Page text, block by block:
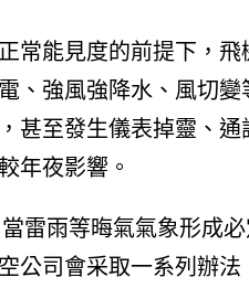
常能見度的前提下，
、強風強降水、風切
甚至發生儀表掉靈、
年夜影響。
雷雨等晦氣氣象形成
公司會采取一系列辦法